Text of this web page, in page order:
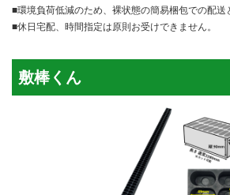
■環境負荷低減のため、裸状態の簡易梱包での配送
■休日宅配、時間指定は原則お受けできません。
敷棒くん